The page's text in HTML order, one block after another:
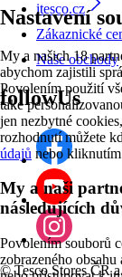
Nastavení
My a našich 18
abychom zajistili
Povolením použití
také
jen nezbytné
rozhodnutí můžete
údajů nebo
My a naši
následujících
Povolením souborů
zobrazeného
itesco.cz
Zákaznické
Naše obchody
followUs
©Tesco Stores ČR